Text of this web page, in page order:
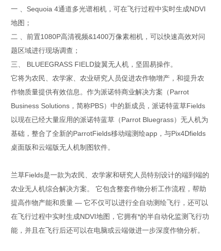
一 、Sequoia 4通道多光谱相机，可在飞行过程中实时生成NDVI
地图；
二 、前置1080P高清视频&1400万像素相机，可以快速高效对问
题区域进行现场调查；
三、 BLUEEGRASS FIELD旋翼无人机，坚固易操作。
它将为农民、农学家、农业研究人员促进农作物增产，和提升农
作物质量提供有效信息。作为派诺特商业解决方案（Parrot
Business Solutions，简称PBS）中的新成员，派诺特蓝草Fields
以现在已经大量应用的派诺特蓝草（Parrot Bluegrass）无人机为
基础，整合了全新的ParrotFields移动端测绘app，与Pix4Dfields
桌面版和云端版无人机制图软件。
兰草Fields是一款为农民、农学家和研究人员特别设计的端到端的
农业无人机综合解决方案。 它包含整套作物分析工作流程，帮助
提高作物产能和质量 — 它不仅可以进行全自动测绘飞行，还可以
在飞行过程中实时生成NDVI地图，它拥有*的半自动化监测飞行功
能，并且在飞行后还可以在电脑或云端做进一步深度作物分析。